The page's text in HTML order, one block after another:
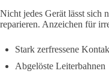
Nicht jedes Gerät lässt sich
reparieren. Anzeichen für
Stark zerfressene
Abgelöste Leiterbahnen